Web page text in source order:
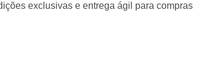
exclusivas e entrega ágil para compras